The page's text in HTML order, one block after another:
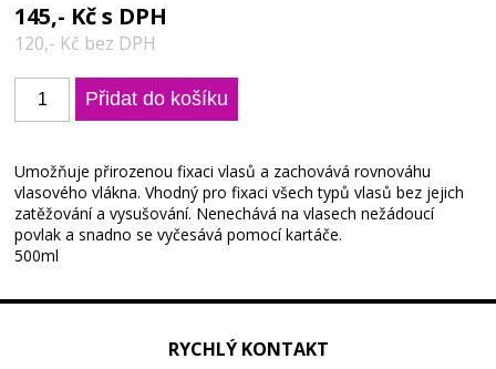
145,- Kč s DPH
120,- Kč bez DPH
Umožňuje přirozenou fixaci vlasů a zachovává rovnováhu
vlasového vlákna. Vhodný pro fixaci všech typů vlasů bez jejich
zatěžování a vysušování. Nenechává na vlasech nežádoucí
povlak a snadno se vyčesává pomocí kartáče.
500ml
RYCHLÝ KONTAKT